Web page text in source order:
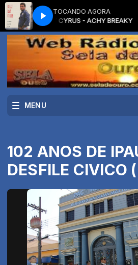
TOCANDO AGORA
BILLY CYRUS - ACHY BREAKY
MENU
102 ANOS DE
DESFILE CIVICO